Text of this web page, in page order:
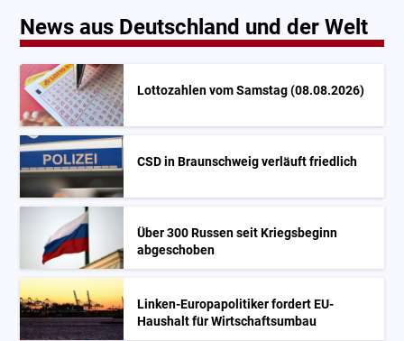
News aus Deutschland und der Welt
Lottozahlen vom Samstag (08.08.2026)
CSD in Braunschweig verläuft friedlich
Über 300 Russen seit Kriegsbeginn
abgeschoben
Linken-Europapolitiker fordert EU-
Haushalt für Wirtschaftsumbau